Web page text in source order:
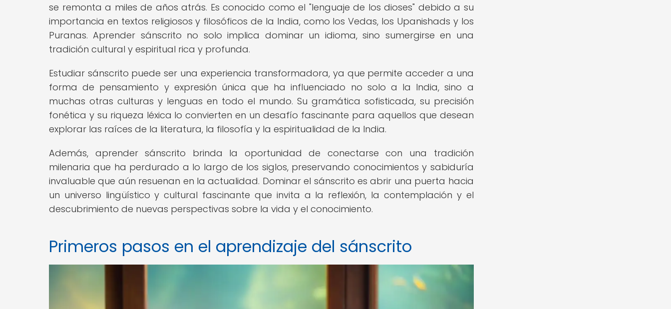
se remonta a miles de años atrás. Es conocido como el "lenguaje de los dioses" debido a su
importancia en textos religiosos y filosóficos de la India, como los Vedas, los Upanishads y los
Puranas. Aprender sánscrito no solo implica dominar un idioma, sino sumergirse en una
tradición cultural y espiritual rica y profunda.
Estudiar sánscrito puede ser una experiencia transformadora, ya que permite acceder a una
forma de pensamiento y expresión única que ha influenciado no solo a la India, sino a
muchas otras culturas y lenguas en todo el mundo. Su gramática sofisticada, su precisión
fonética y su riqueza léxica lo convierten en un desafío fascinante para aquellos que desean
explorar las raíces de la literatura, la filosofía y la espiritualidad de la India.
Además, aprender sánscrito brinda la oportunidad de conectarse con una tradición
milenaria que ha perdurado a lo largo de los siglos, preservando conocimientos y sabiduría
invaluable que aún resuenan en la actualidad. Dominar el sánscrito es abrir una puerta hacia
un universo lingüístico y cultural fascinante que invita a la reflexión, la contemplación y el
descubrimiento de nuevas perspectivas sobre la vida y el conocimiento.
Primeros pasos en el aprendizaje del sánscrito